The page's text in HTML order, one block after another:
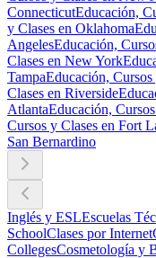
ConnecticutEducación,
y Clases en Oklahoma
AngelesEducación,
Clases en New York
TampaEducación,
Clases en Riverside
AtlantaEducación,
Cursos y Clases en Fort
San Bernardino
Inglés y ESLEscuelas
SchoolClases por Internet
CollegesCosmetología y